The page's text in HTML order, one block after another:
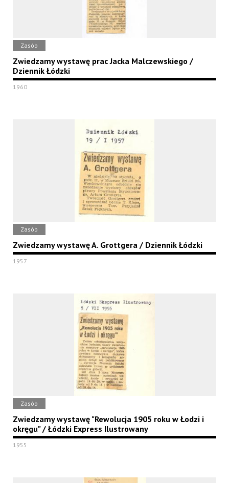
Zasób
Zwiedzamy wystawę prac Jacka Malczewskiego /
Dziennik Łódzki
1960
Zasób
Zwiedzamy wystawę A. Grottgera / Dziennik Łódzki
1957
Zasób
Zwiedzamy wystawę "Rewolucja 1905 roku w Łodzi i
okręgu" / Łódzki Express Ilustrowany
1955